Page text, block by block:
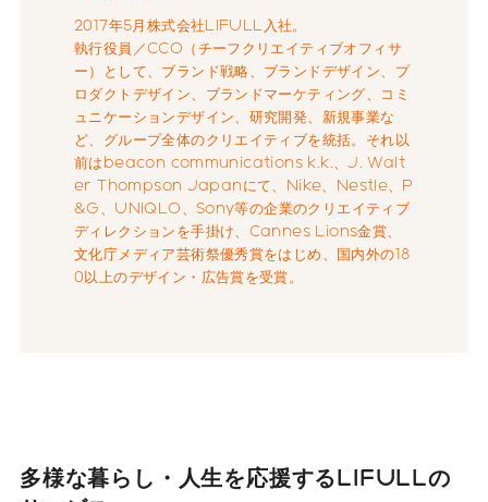
2017年5月株式会社LIFULL入社。
執行役員／CCO（チーフクリエイティブオフィサ
ー）として、ブランド戦略、ブランドデザイン、プ
ロダクトデザイン、ブランドマーケティング、コミ
ュニケーションデザイン、研究開発、新規事業な
ど、グループ全体のクリエイティブを統括。それ以
前はbeacon communications k.k.、J. Walt
er Thompson Japanにて、Nike、Nestle、P
&G、UNIQLO、Sony等の企業のクリエイティブ
ディレクションを手掛け、Cannes Lions金賞、
文化庁メディア芸術祭優秀賞をはじめ、国内外の18
0以上のデザイン・広告賞を受賞。
多様な暮らし・人生を応援するLIFULLの